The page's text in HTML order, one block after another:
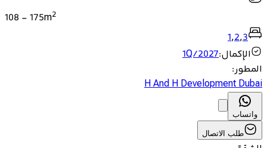
108 - 175m2
1,2,3
الإكمال:
1Q/2027
المطور:
H And H Development Dubai
واتساب
طلب الاتصال